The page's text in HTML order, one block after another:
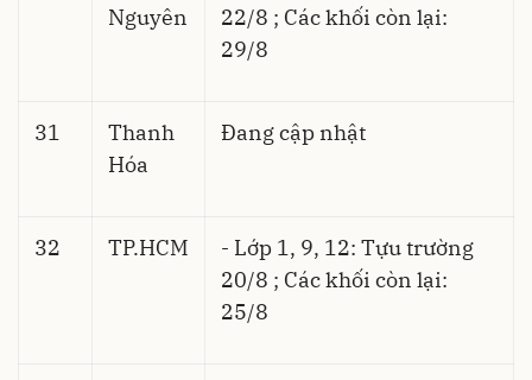
Nguyên
22/8 ; Các khối còn lại:
29/8
31
Thanh
Hóa
Đang cập nhật
32 TP.HCM
- Lớp 1, 9, 12: Tựu trường
20/8 ; Các khối còn lại:
25/8